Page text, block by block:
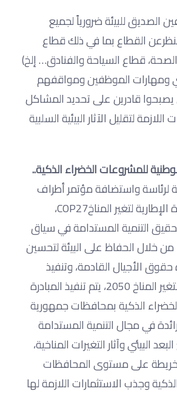
للبيئة ضرورياً لجميع
القطاع بما في ذلك قطاع
الصحة، قطاع السياحة والفنادق… إلخ)
ومهارات الموظفين ومواقفهم
يصبحوا قادرين على تحديد المشاكل
اللازمة لتقليل الآثار البيئية السلبية
للمشروعات الخضراء الذكية..
لرئاسة واستضافة مؤتمر أطراف
إتفاقية الأمم المتحدة الإطارية لتغير المناخCOP27،
التنمية المستدامة في سياق
من خلال الحفاظ على البيئة لتحسين
حقوق الأجيال القادمة، وتنفيذ
الإستراتيجية الوطنية لتغير المناخ 2050، يتم تنفيذ المبادرة
الذكية بمحافظات جمهورية
في مجال التنمية المستدامة
البيئي وآثار التغيرات المناخية،
على مستوى المحافظات
وجذب الاستثمارات اللازمة لها